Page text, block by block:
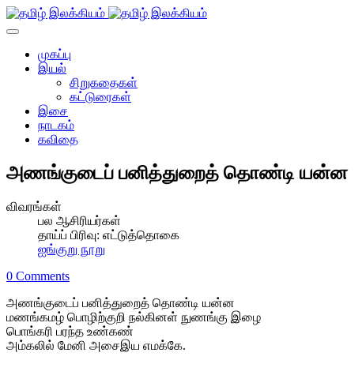
முகப்பு
இயல்
சிறுகதைகள்
கட்டுரைகள்
இசை
நாடகம்
கவிதை
அணங்குடைப் பனித்துறைத் தொண்டி யன்ன
விவரங்கள்
பல ஆசிரியர்கள்
தாய்ப் பிரிவு: எட்டுத்தொகை
ஐங்குறு நூறு
0 Comments
அணங்குடைப் பனித்துறைத் தொண்டி யன்ன
மணங்கமழ் பொழிற்குறி நல்கினள் நுணங்கு இழை
பொங்கரி பரந்த உண்கண்
அம்கலில் மேனி அசைஇய எமக்கே.